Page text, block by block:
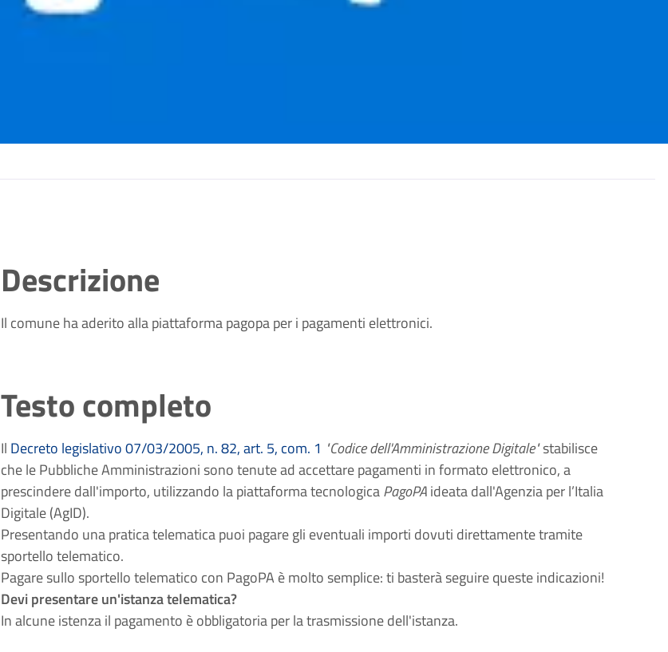
Descrizione
Il comune ha aderito alla piattaforma pagopa per i pagamenti elettronici.
Testo completo
Il Decreto legislativo 07/03/2005, n. 82, art. 5, com. 1 "Codice dell'Amministrazione Digitale"stabilisce
che le Pubbliche Amministrazioni sono tenute ad accettare pagamenti in formato elettronico, a
prescindere dall'importo, utilizzando la piattaforma tecnologicaPagoPAideata dall'Agenzia per l’Italia
Digitale (AgID).
Presentando una pratica telematica puoi pagare gli eventuali importi dovuti direttamente tramite
sportello telematico.
Pagaresullo sportello telematico con PagoPA è molto semplice: ti basterà seguire queste indicazioni!
Devi presentare un'istanza telematica?
In alcune istenza il pagamento è obbligatoria per la trasmissione dell'istanza.